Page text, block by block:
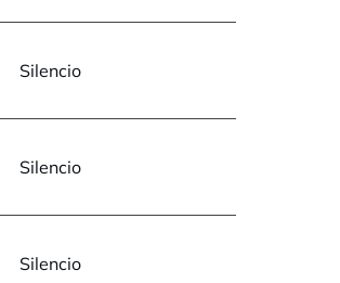
Silencio
Silencio
Silencio